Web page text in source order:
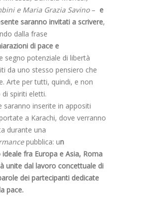
e Maria Grazia Savino– e
saranno invitati a scrivere,
dalla frase
di pace e
segno potenziale di libertà
da uno stesso pensiero che
Arte per tutti, quindi, e non
spiriti eletti.
saranno inserite in appositi
a Karachi, dove verranno
durante una
pubblica: un
fra Europa e Asia, Roma
unite dal lavoro concettuale di
dei partecipanti dedicate
pace.